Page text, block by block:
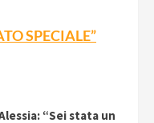
SPECIALE”
“Sei stata un